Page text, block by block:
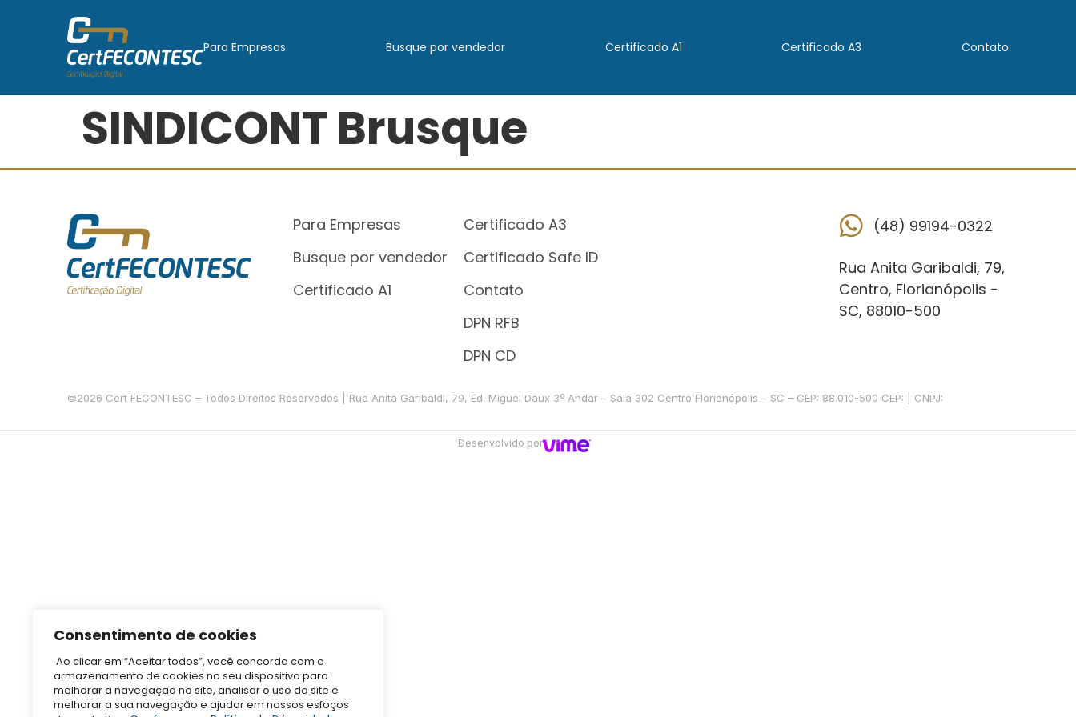
Consentimento de cookies
Ao clicar em “Aceitar todos”, você concorda com o
armazenamento de cookies no seu dispositivo para
melhorar a navegaçao no site, analisar o uso do site e
melhorar a sua navegação e ajudar em nossos esfoços
Para Empresas Busque por vendedor Certificado A1 Certificado A3 Contato
SINDICONT Brusque
Para Empresas
Busque por vendedor
Certificado A1
Certificado A3
Certificado Safe ID
Contato
DPN RFB
DPN CD
(48) 99194-0322
Rua Anita Garibaldi, 79,
Centro, Florianópolis -
SC, 88010-500
©2026 Cert FECONTESC – Todos Direitos Reservados | Rua Anita Garibaldi, 79, Ed. Miguel Daux 3º Andar – Sala 302 Centro Florianópolis – SC – CEP: 88.010-500 CEP: | CNPJ:
Desenvolvido por